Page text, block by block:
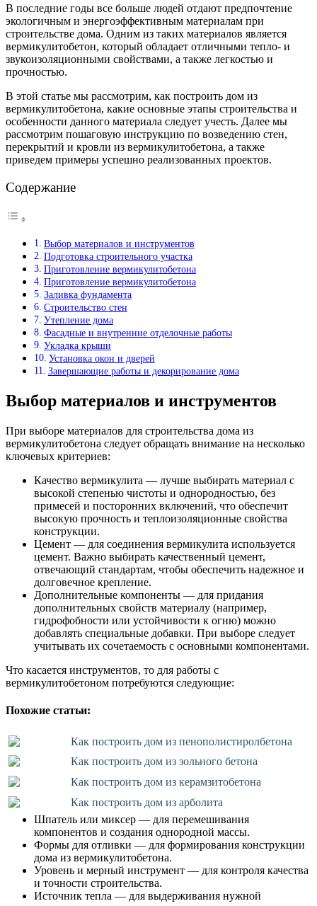
В последние годы все больше людей отдают предпочтение
экологичным и энергоэффективным материалам при
строительстве дома. Одним из таких материалов является
вермикулитобетон, который обладает отличными тепло- и
звукоизоляционными свойствами, а также легкостью и
прочностью.
В этой статье мы рассмотрим, как построить дом из
вермикулитобетона, какие основные этапы строительства и
особенности данного материала следует учесть. Далее мы
рассмотрим пошаговую инструкцию по возведению стен,
перекрытий и кровли из вермикулитобетона, а также
приведем примеры успешно реализованных проектов.
Содержание
Выбор материалов и инструментов
Подготовка строительного участка
Приготовление вермикулитобетона
Приготовление вермикулитобетона
Заливка фундамента
Строительство стен
Утепление дома
Фасадные и внутренние отделочные работы
Укладка крыши
Установка окон и дверей
Завершающие работы и декорирование дома
Выбор материалов и инструментов
При выборе материалов для строительства дома из
вермикулитобетона следует обращать внимание на несколько
ключевых критериев:
Качество вермикулита — лучше выбирать материал с
высокой степенью чистоты и однородностью, без
примесей и посторонних включений, что обеспечит
высокую прочность и теплоизоляционные свойства
конструкции.
Цемент — для соединения вермикулита используется
цемент. Важно выбирать качественный цемент,
отвечающий стандартам, чтобы обеспечить надежное и
долговечное крепление.
Дополнительные компоненты — для придания
дополнительных свойств материалу (например,
гидрофобности или устойчивости к огню) можно
добавлять специальные добавки. При выборе следует
учитывать их сочетаемость с основными компонентами.
Что касается инструментов, то для работы с
вермикулитобетоном потребуются следующие:
Похожие статьи:
Как построить дом из пенополистиролбетона
Как построить дом из зольного бетона
Как построить дом из керамзитобетона
Как построить дом из арболита
Шпатель или миксер — для перемешивания
компонентов и создания однородной массы.
Формы для отливки — для формирования конструкции
дома из вермикулитобетона.
Уровень и мерный инструмент — для контроля качества
и точности строительства.
Источник тепла — для выдерживания нужной